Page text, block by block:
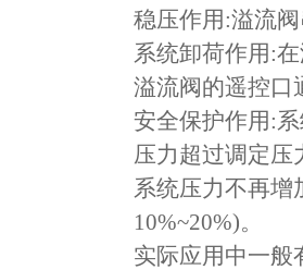
稳压作用:溢流
系统卸荷作用:
溢流阀的遥控口
安全保护作用:
压力超过调定
系统压力不再增
10%~20%)。
实际应用中一般